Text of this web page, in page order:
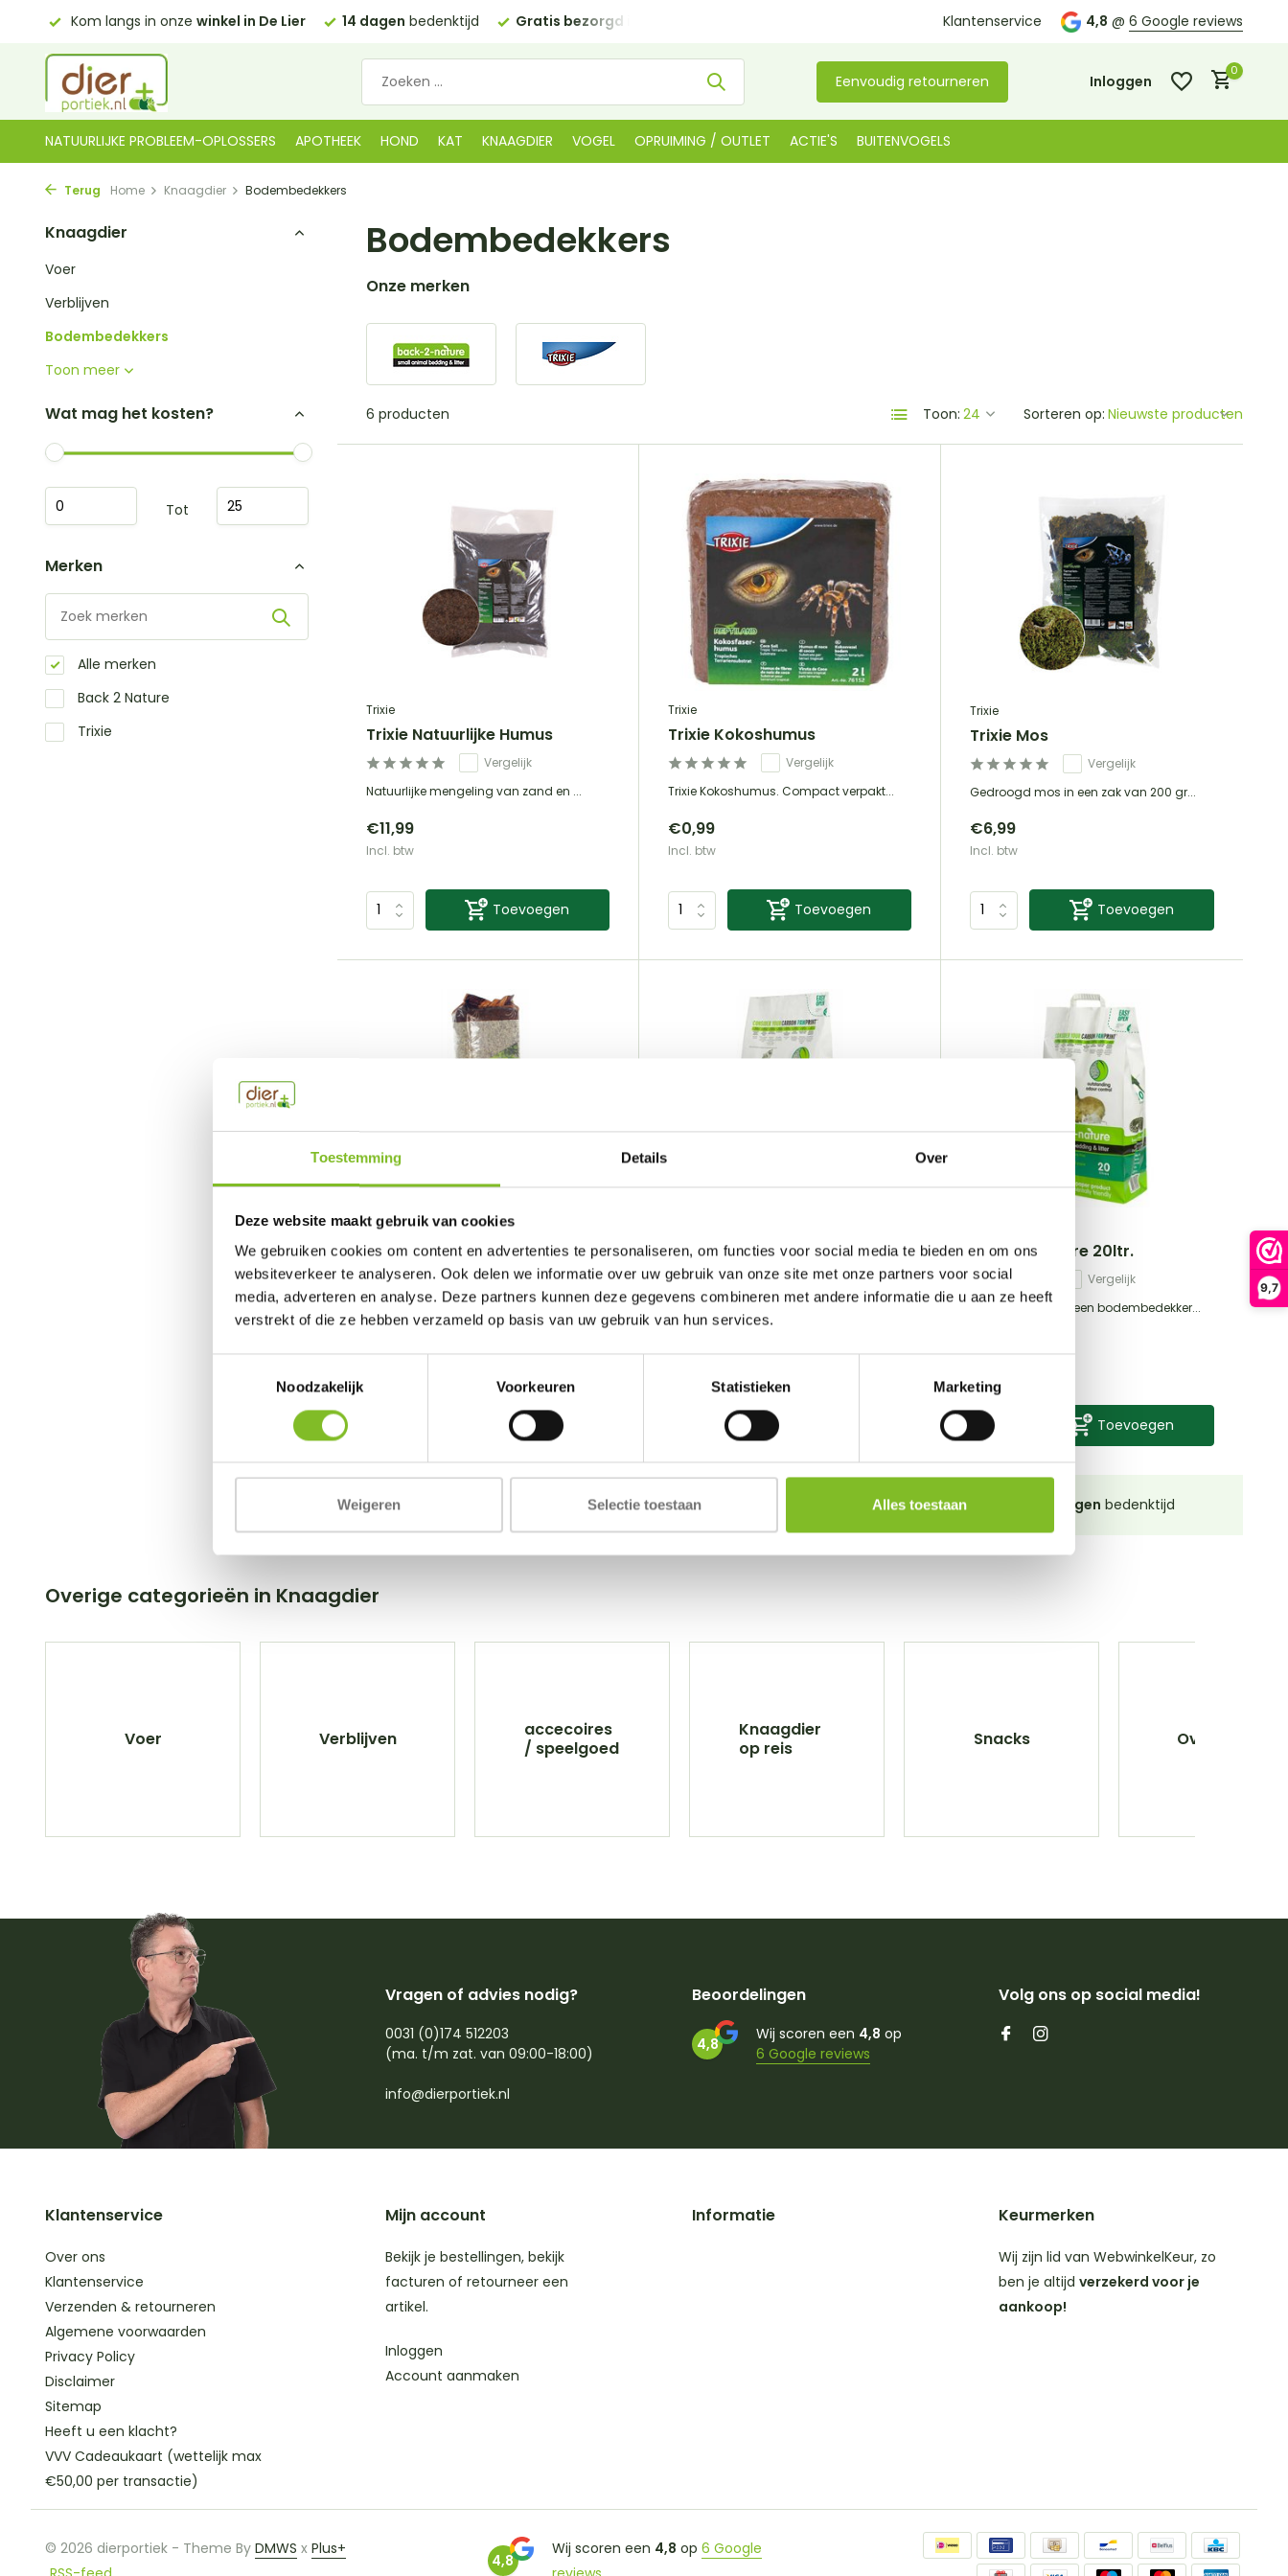
Toestemming Details Over
Deze website maakt gebruik van cookies
We gebruiken cookies om content en advertenties te personaliseren, om functies voor social media te bieden en om ons
websiteverkeer te analyseren. Ook delen we informatie over uw gebruik van onze site met onze partners voor social
media, adverteren en analyse. Deze partners kunnen deze gegevens combineren met andere informatie die u aan ze heeft
verstrekt of die ze hebben verzameld op basis van uw gebruik van hun services.
Noodzakelijk
Voorkeuren Statistieken Marketing
Weigeren Selectie toestaan Alles toestaan
9,7
Kom langs in onze winkel in De Lier 14 dagen bedenktijd Gratis bezorgd in NL Kom langs in onzewinkel in De Lier
Klantenservice 4,8 @ 6 Google reviews
Eenvoudig retourneren Inloggen
0
NATUURLIJKE PROBLEEM-OPLOSSERS APOTHEEK HOND KAT KNAAGDIER VOGEL OPRUIMING / OUTLET ACTIE'S BUITENVOGELS
Terug Home Knaagdier Bodembedekkers
Knaagdier
Voer
Verblijven
Bodembedekkers
Toon meer
Wat mag het kosten?
Tot
Merken
Alle merken
Back 2 Nature
Trixie
Bodembedekkers
Onze merken
6 producten Toon: Sorteren op:
Trixie
Trixie Natuurlijke Humus
Vergelijk
Natuurlijke mengeling van zand en ...
€11,99
Incl. btw
Toevoegen
Trixie
Trixie Kokoshumus
Vergelijk
Trixie Kokoshumus. Compact verpakt...
€0,99
Incl. btw
Toevoegen
Trixie
Trixie Mos
Vergelijk
Gedroogd mos in een zak van 200 gr...
€6,99
Incl. btw
Toevoegen
Geperst katoen
Vergelijk
Esve geperst katoen is een uitstek...
Toevoegen
Back-2-Nature 30ltr
Vergelijk
Back-2-Nature is een bodembedekker...
Back-2-Nature 20ltr.
Vergelijk
Back-2-Nature is een bodembedekker...
Toevoegen
vanaf €35 (BE €80,00) Kom langs in onzewinkel in De Lier 14 dagen bedenktijd
Overige categorieën in Knaagdier
Voer Verblijven
accecoires
/ speelgoed
Knaagdier
op reis
Snacks Overlijden
Vragen of advies nodig?
0031 (0)174 512203
(ma. t/m zat. van 09:00-18:00)
info@dierportiek.nl
Beoordelingen
4,8
Wij scoren een 4,8 op
6 Google reviews
Volg ons op social media!
Klantenservice
Over ons
Klantenservice
Verzenden & retourneren
Algemene voorwaarden
Privacy Policy
Disclaimer
Sitemap
Heeft u een klacht?
VVV Cadeaukaart (wettelijk max
€50,00 per transactie)
Mijn account
Bekijk je bestellingen, bekijk
facturen of retourneer een
artikel.
Inloggen
Account aanmaken
Informatie Keurmerken
Wij zijn lid van WebwinkelKeur, zo
ben je altijd verzekerd voor je
aankoop!
© 2026 dierportiek - Theme By DMWS x Plus+
4,8
Wij scoren een 4,8 op 6 Google